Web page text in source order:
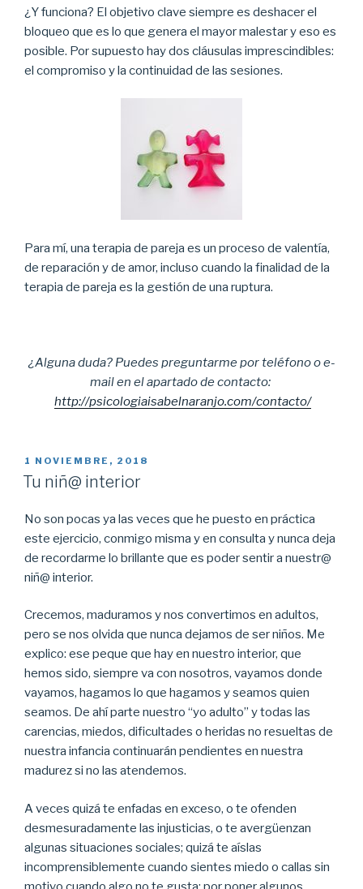
¿Y funciona? El objetivo clave siempre es deshacer el
bloqueo que es lo que genera el mayor malestar y eso es
posible. Por supuesto hay dos cláusulas imprescindibles:
el compromiso y la continuidad de las sesiones.
Para mí, una terapia de pareja es un proceso de valentía,
de reparación y de amor, incluso cuando la finalidad de la
terapia de pareja es la gestión de una ruptura.
¿Alguna duda? Puedes preguntarme por teléfono o e-
mail en el apartado de contacto:
http://psicologiaisabelnaranjo.com/contacto/
PUBLICADO
EL
1 NOVIEMBRE, 2018
Tu niñ@ interior
No son pocas ya las veces que he puesto en práctica
este ejercicio, conmigo misma y en consulta y nunca deja
de recordarme lo brillante que es poder sentir a nuestr@
niñ@ interior.
Crecemos, maduramos y nos convertimos en adultos,
pero se nos olvida que nunca dejamos de ser niños. Me
explico: ese peque que hay en nuestro interior, que
hemos sido, siempre va con nosotros, vayamos donde
vayamos, hagamos lo que hagamos y seamos quien
seamos. De ahí parte nuestro “yo adulto” y todas las
carencias, miedos, dificultades o heridas no resueltas de
nuestra infancia continuarán pendientes en nuestra
madurez si no las atendemos.
A veces quizá te enfadas en exceso, o te ofenden
desmesuradamente las injusticias, o te avergüenzan
algunas situaciones sociales; quizá te aíslas
incomprensiblemente cuando sientes miedo o callas sin